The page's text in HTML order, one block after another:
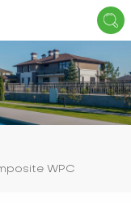
WPC